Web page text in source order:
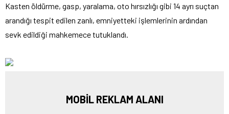
Kasten öldürme, gasp, yaralama, oto hırsızlığı gibi 14 ayrı suçtan
arandığı tespit edilen zanlı, emniyetteki işlemlerinin ardından
sevk edildiği mahkemece tutuklandı.
MOBİL REKLAM ALANI